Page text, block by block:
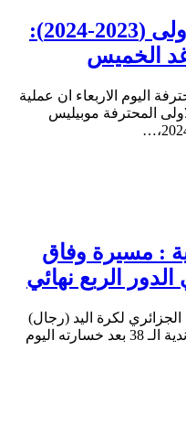
الرابطة المحترفة الاولى (2023-2024):
الخميس
اليوم الاربعاء ان عملية
المحترفة موبيليس
: مسيرة وفاق
الربع نهائي
لكرة اليد (رجال)
من منافسة البطولة العربية للأندية الـ 38 بعد خسارته اليوم